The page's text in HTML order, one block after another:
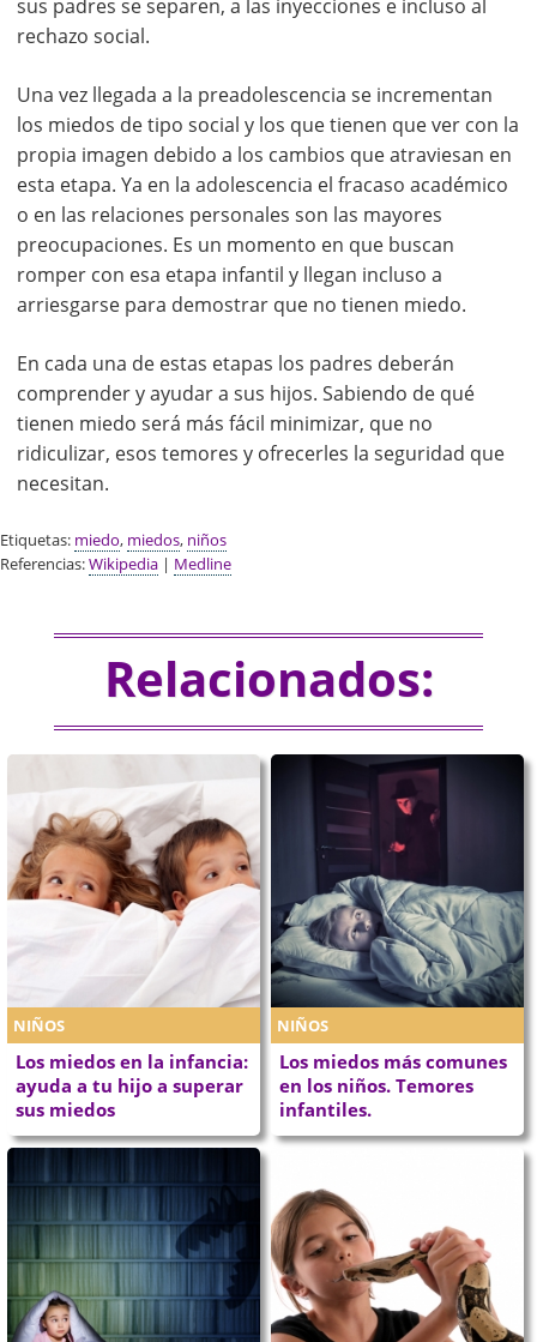
sus padres se separen, a las inyecciones e incluso al
rechazo social.
Una vez llegada a la preadolescencia se incrementan
los miedos de tipo social y los que tienen que ver con la
propia imagen debido a los cambios que atraviesan en
esta etapa. Ya en la adolescencia el fracaso académico
o en las relaciones personales son las mayores
preocupaciones. Es un momento en que buscan
romper con esa etapa infantil y llegan incluso a
arriesgarse para demostrar que no tienen miedo.
En cada una de estas etapas los padres deberán
comprender y ayudar a sus hijos. Sabiendo de qué
tienen miedo será más fácil minimizar, que no
ridiculizar, esos temores y ofrecerles la seguridad que
necesitan.
Etiquetas: miedo, miedos, niños
Referencias:Wikipedia | Medline
Relacionados:
NIÑOS
Los miedos en la infancia:
ayuda a tu hijo a superar
sus miedos
NIÑOS
Los miedos más comunes
en los niños. Temores
infantiles.